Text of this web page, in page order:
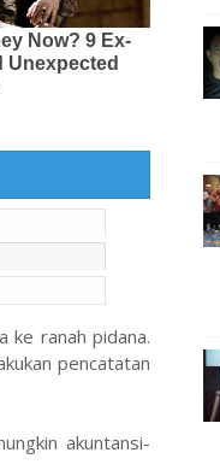
ke ranah pidana.
pencatatan
akuntansi-